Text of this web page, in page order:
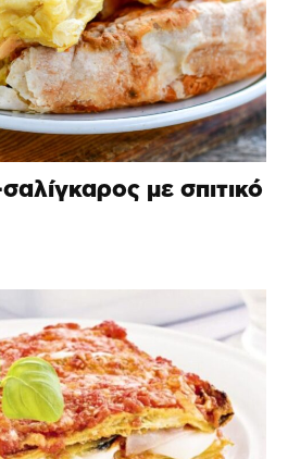
με σπιτικό